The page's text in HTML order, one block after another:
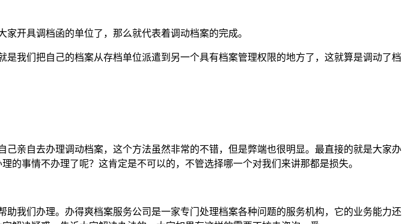
开具调档函的单位了，那么就代表着调动档案的完成。
我们把自己的档案从存档单位派遣到另一个具有档案管理权限的地方了，这就算是调动了档
亲自去办理调动档案，这个方法虽然非常的不错，但是弊端也很明显。最直接的就是大家办
事情不办理了呢？这肯定是不可以的，不管选择哪一个对我们来讲那都是损失。
我们办理。办得爽档案服务公司是一家专门处理档案各种问题的服务机构，它的业务能力还